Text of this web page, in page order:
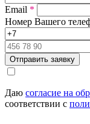
Email *
Номер Вашего
Отправить заявку
Даю согласие на
соответствии с